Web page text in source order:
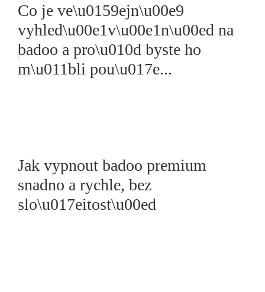
Co je ve\u0159ejn\u00e9
vyhled\u00e1v\u00e1n\u00ed na
badoo a pro\u010d byste ho
m\u011bli pou\u017e...
Jak vypnout badoo premium
snadno a rychle, bez
slo\u017eitost\u00ed